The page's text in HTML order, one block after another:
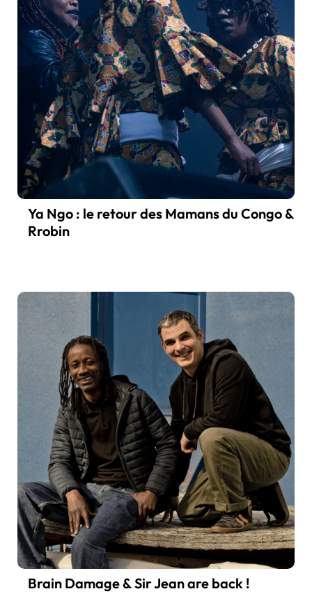
Ya Ngo : le retour des Mamans du Congo &
Rrobin
Brain Damage & Sir Jean are back !